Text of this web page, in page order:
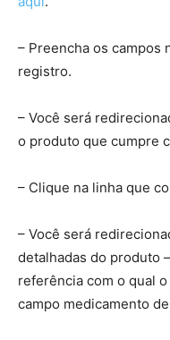
– Preencha os campos
registro.
– Você será
o produto que cumpre
– Clique na linha que
– Você será
detalhadas do produto
referência com o qual
campo medicamento